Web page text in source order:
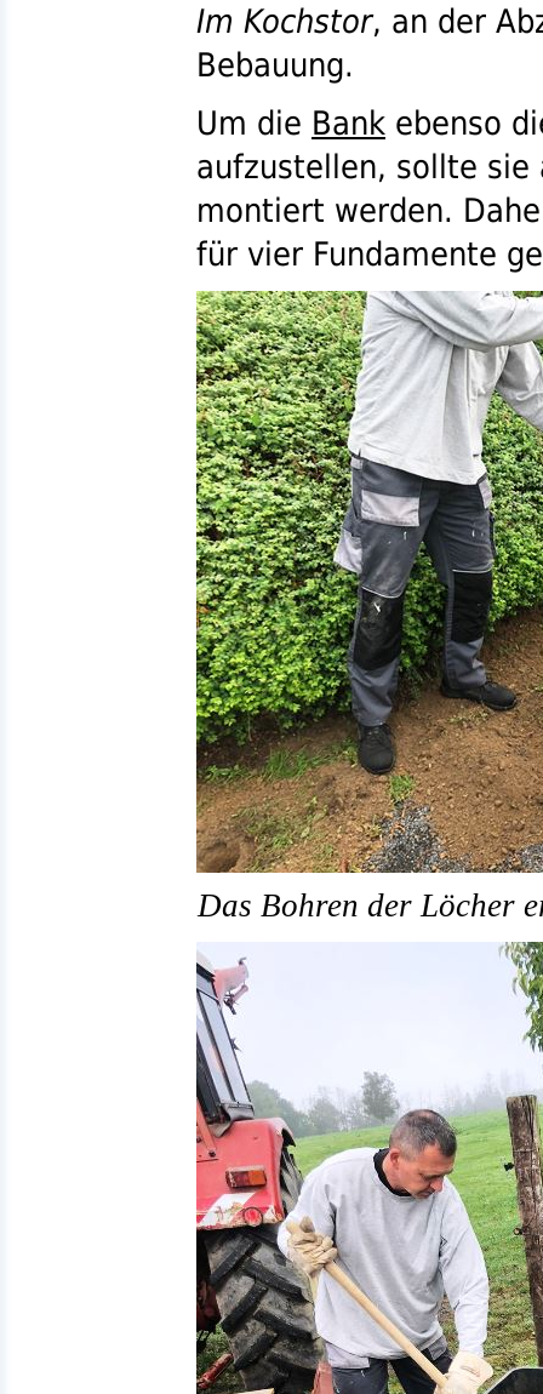
Im Kochstor, an der
Bebauung.
Um die Bank ebenso
aufzustellen, sollte sie
montiert werden.
für vier Fundamente
Das Bohren der Löcher